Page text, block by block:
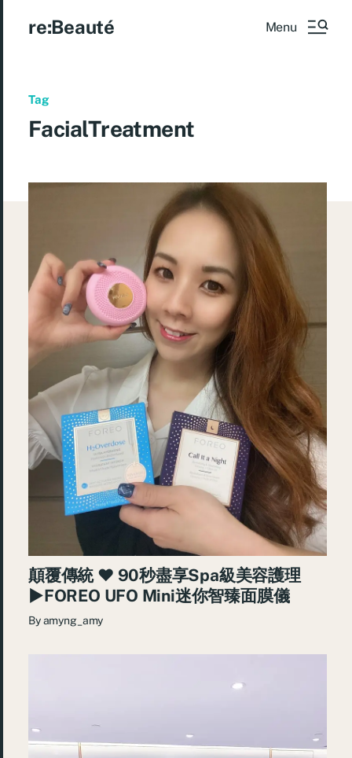
re:Beauté Menu
Tag
FacialTreatment
顛覆傳統 ♥ 90秒盡享Spa級美容護理
►FOREO UFO Mini迷你智臻面膜儀
Byamyng_amy